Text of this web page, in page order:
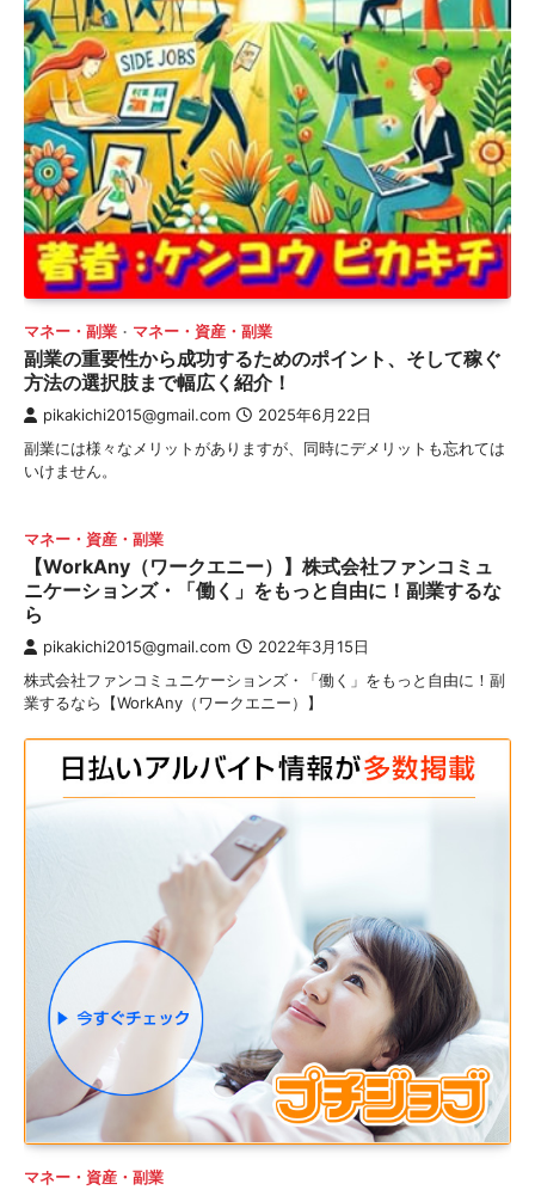
マネー・副業 マネー・資産・副業
副業の重要性から成功するためのポイント、そして稼ぐ
方法の選択肢まで幅広く紹介！
pikakichi2015@gmail.com 2025年6月22日
副業には様々なメリットがありますが、同時にデメリットも忘れては
いけません。
マネー・資産・副業
【WorkAny（ワークエニー）】株式会社ファンコミュ
ニケーションズ・「働く」をもっと自由に！副業するな
ら
pikakichi2015@gmail.com 2022年3月15日
株式会社ファンコミュニケーションズ・「働く」をもっと自由に！副
業するなら【WorkAny（ワークエニー）】
マネー・資産・副業